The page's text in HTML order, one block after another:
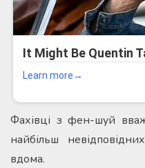
Фахівці з фен-шуй
найбільш
вдома.